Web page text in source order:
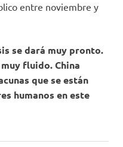
entre noviembre y
se dará muy pronto.
fluido. China
que se están
humanos en este